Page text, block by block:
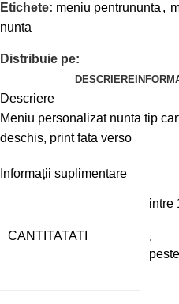
Etichete: meniu pentrununta ,
nunta
Distribuie pe:
DESCRIERE
Descriere
Meniu personalizat nunta tip
deschis, print fata verso
Informații suplimentare
CANTITATATI
intre
,